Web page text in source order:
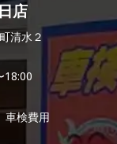
店
清水２
18:00
車検費用